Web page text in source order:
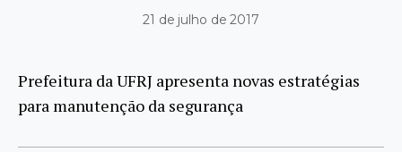
21 de julho de 2017
Prefeitura da UFRJ apresenta novas estratégias
para manutenção da segurança